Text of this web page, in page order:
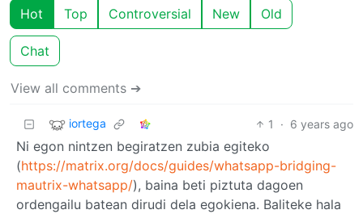
Hot Top Controversial New Old
Chat
View all comments ➔
iortega 1 · 6 years ago
Ni egon nintzen begiratzen zubia egiteko
(https://matrix.org/docs/guides/whatsapp-bridging-
mautrix-whatsapp/), baina beti piztuta dagoen
ordengailu batean dirudi dela egokiena. Baliteke hala